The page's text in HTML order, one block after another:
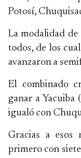
Potosí,
La modalidad
todos, de los
avanzaron a
El combinado
ganar a
igualó con
Gracias a esos
primero con